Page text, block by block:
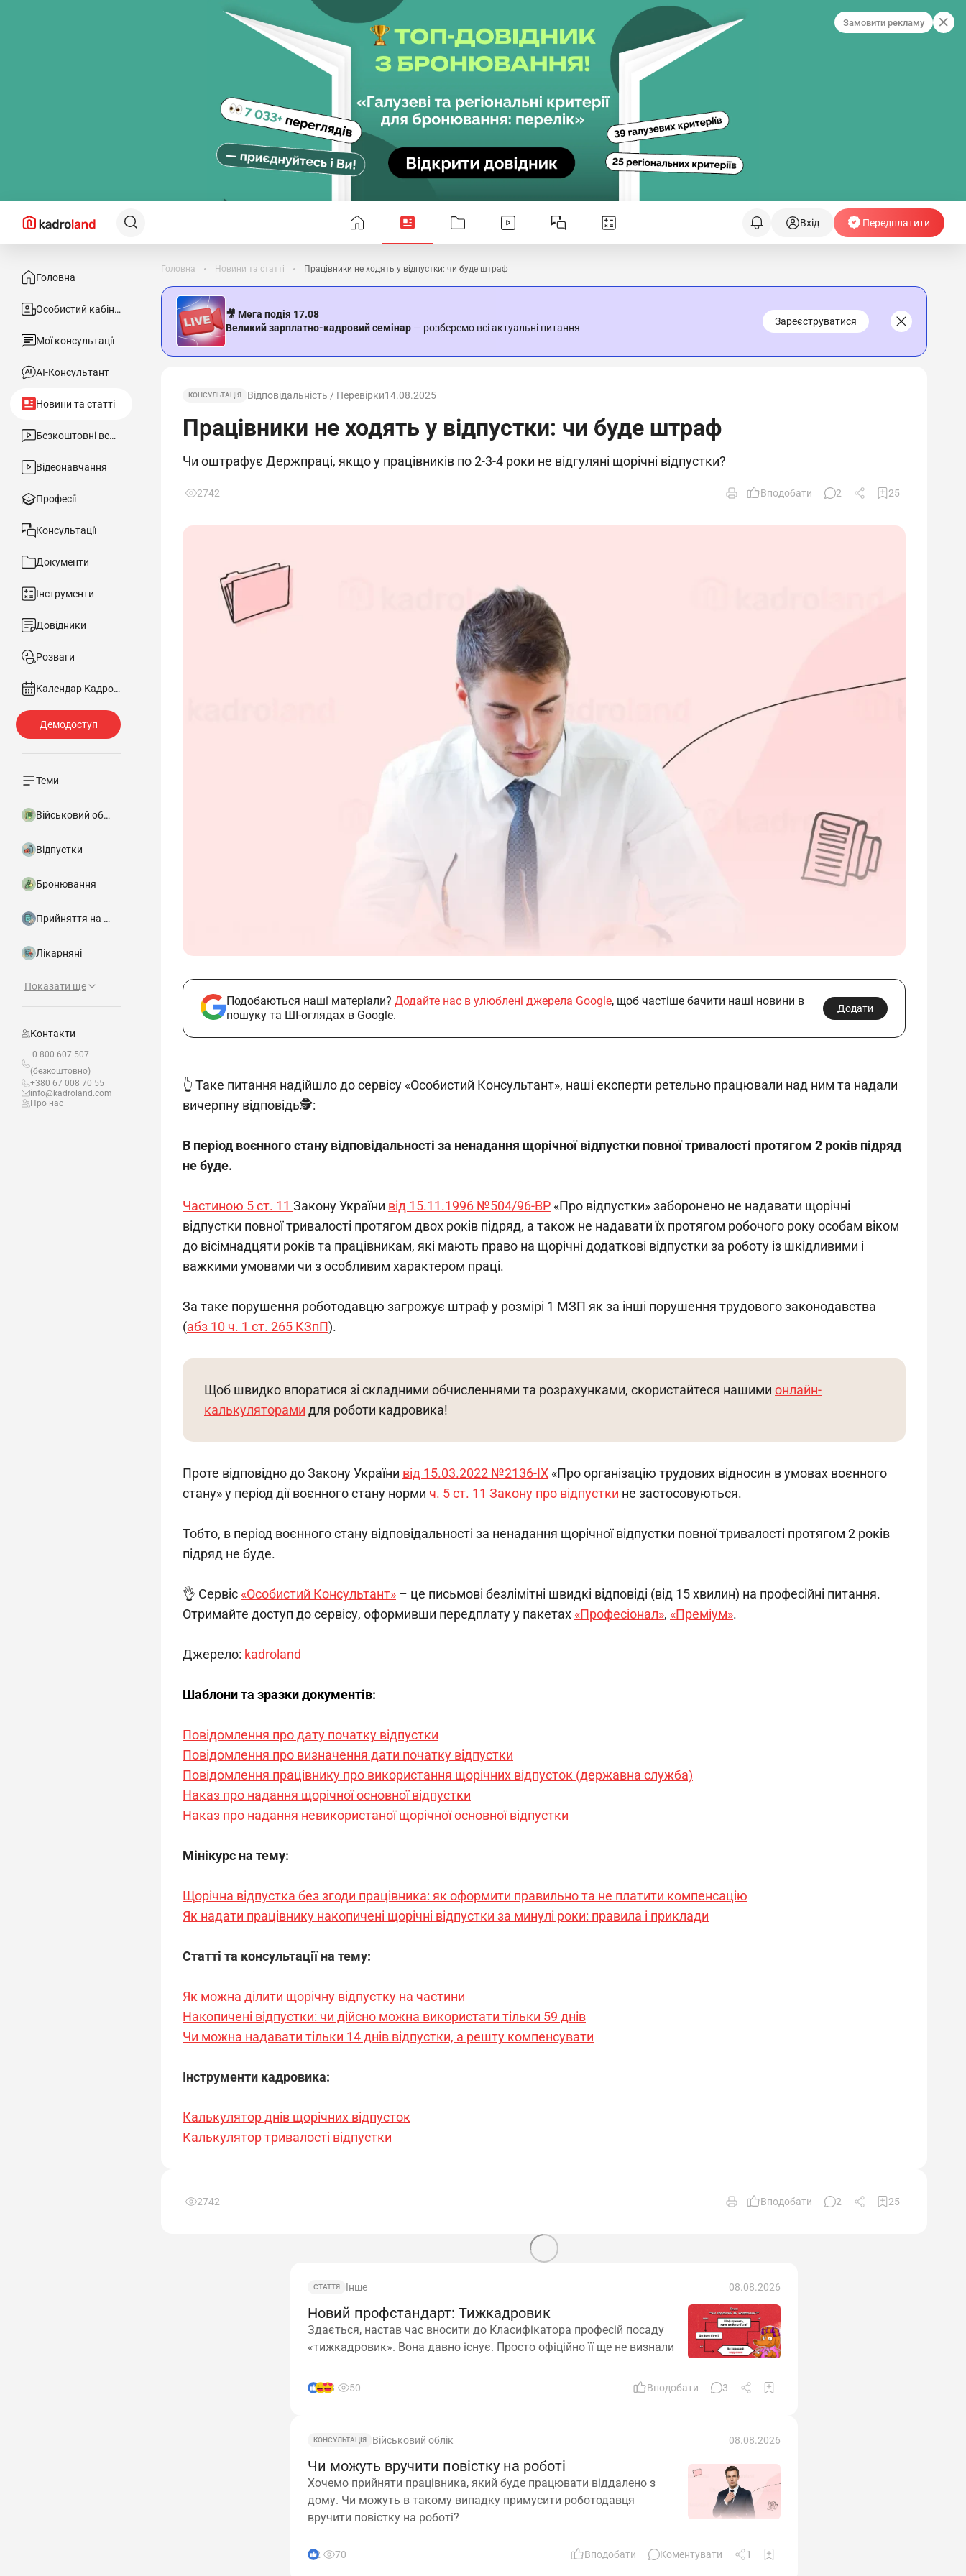
Замовити рекламу
Вхід Передплатити
Головна
Особистий кабінет
Мої консультації
АІ-Консультант
Новини та статті
Безкоштовні вебінари
Відеонавчання
Професії
Консультації
Документи
Інструменти
Довідники
Розваги
Календар Кадровика
Теми
Військовий облік
Відпустки
Бронювання
Прийняття на роботу
Лікарняні
Показати ще
Контакти
0 800 607 507
(безкоштовно)
+380 67 008 70 55
info@kadroland.com
Про нас
Головна Новини та статті Працівники не ходять у відпустки: чи буде штраф
🎥 Мега подія 17.08
Великий зарплатно-кадровий семінар — розберемо всі актуальні питання
Зареєструватися
КОНСУЛЬТАЦІЯ Відповідальність / Перевірки14.08.2025
Працівники не ходять у відпустки: чи буде штраф
Чи оштрафує Держпраці, якщо у працівників по 2-3-4 роки не відгуляні щорічні відпустки?
2742 Вподобати 2 25
Подобаються наші матеріали? Додайте нас в улюблені джерела Google, щоб частіше бачити наші новини в
пошуку та ШІ-оглядах в Google.
Додати
👆 Таке питання надійшло до сервісу «Особистий Консультант», наші експерти ретельно працювали над ним та надали
вичерпну відповідь🕵️:
В період воєнного стану відповідальності за ненадання щорічної відпустки повної тривалості протягом 2 років підряд
не буде.
Частиною 5 ст. 11 Закону України від 15.11.1996 №504/96-ВР «Про відпустки» заборонено не надавати щорічні
відпустки повної тривалості протягом двох років підряд, а також не надавати їх протягом робочого року особам віком
до вісімнадцяти років та працівникам, які мають право на щорічні додаткові відпустки за роботу із шкідливими і
важкими умовами чи з особливим характером праці.
За таке порушення роботодавцю загрожує штраф у розмірі 1 МЗП як за інші порушення трудового законодавства
(абз 10 ч. 1 ст. 265 КЗпП).
Щоб швидко впоратися зі складними обчисленнями та розрахунками, скористайтеся нашими онлайн-
калькуляторами для роботи кадровика!
Проте відповідно до Закону України від 15.03.2022 №2136-IX «Про організацію трудових відносин в умовах воєнного
стану» у період дії воєнного стану норми ч. 5 ст. 11 Закону про відпустки не застосовуються.
Тобто, в період воєнного стану відповідальності за ненадання щорічної відпустки повної тривалості протягом 2 років
підряд не буде.
👌 Сервіс «Особистий Консультант» – це письмові безлімітні швидкі відповіді (від 15 хвилин) на професійні питання.
Отримайте доступ до сервісу, оформивши передплату у пакетах «Професіонал», «Преміум».
Джерело: kadroland
Шаблони та зразки документів:
Повідомлення про дату початку відпустки
Повідомлення про визначення дати початку відпустки
Повідомлення працівнику про використання щорічних відпусток (державна служба)
Наказ про надання щорічної основної відпустки
Наказ про надання невикористаної щорічної основної відпустки
Мінікурс на тему:
Щорічна відпустка без згоди працівника: як оформити правильно та не платити компенсацію
Як надати працівнику накопичені щорічні відпустки за минулі роки: правила і приклади
Статті та консультації на тему:
Як можна ділити щорічну відпустку на частини
Накопичені відпустки: чи дійсно можна використати тільки 59 днів
Чи можна надавати тільки 14 днів відпустки, а решту компенсувати
Інструменти кадровика:
Калькулятор днів щорічних відпусток
Калькулятор тривалості відпустки
2742 Вподобати 2 25
СТАТТЯ Інше 08.08.2026
Новий профстандарт: Тижкадровик
Здається, настав час вносити до Класифікатора професій посаду
«тижкадровик». Вона давно існує. Просто офіційно її ще не визнали
8 50 Вподобати 3
КОНСУЛЬТАЦІЯ Військовий облік 08.08.2026
Чи можуть вручити повістку на роботі
Хочемо прийняти працівника, який буде працювати віддалено з
дому. Чи можуть в такому випадку примусити роботодавця
вручити повістку на роботі?
2 70 Вподобати Коментувати 1